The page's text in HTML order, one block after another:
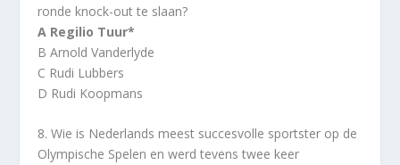
ronde knock-out te slaan?
A Regilio Tuur*
B Arnold Vanderlyde
C Rudi Lubbers
D Rudi Koopmans
8. Wie is Nederlands meest succesvolle sportster op de
Olympische Spelen en werd tevens twee keer